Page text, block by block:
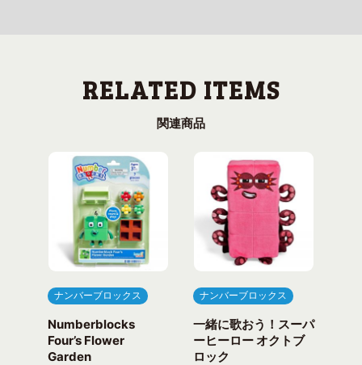
関連商品
ナンバーブロックス
Numberblocks
Four’s Flower
Garden
ナンバーブロックス
一緒に歌おう！スーパ
ーヒーロー オクトブ
ロック